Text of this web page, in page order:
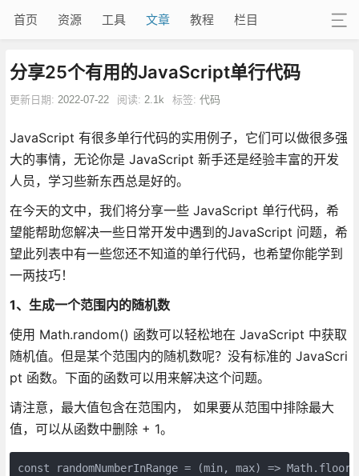
首页 资源 工具 文章 教程 栏目
分享25个有用的JavaScript单行代码
更新日期: 2022-07-22 阅读: 2.1k 标签: 代码
JavaScript 有很多单行代码的实用例子，它们可以做很多强
大的事情，无论你是 JavaScript 新手还是经验丰富的开发
人员，学习些新东西总是好的。
在今天的文中，我们将分享一些 JavaScript 单行代码，希
望能帮助您解决一些日常开发中遇到的JavaScript 问题，希
望此列表中有一些您还不知道的单行代码，也希望你能学到
一两技巧！
1、生成一个范围内的随机数
使用 Math.random() 函数可以轻松地在 JavaScript 中获取
随机值。但是某个范围内的随机数呢？没有标准的 JavaScri
pt 函数。下面的函数可以用来解决这个问题。
请注意，最大值包含在范围内， 如果要从范围中排除最大
值，可以从函数中删除 + 1。
const randomNumberInRange = (min, max) =>